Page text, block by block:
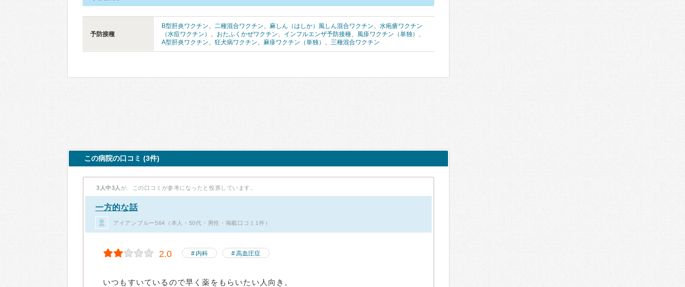
予防接種
B型肝炎ワクチン、 二種混合ワクチン、 麻しん（はしか）風しん混合ワクチン、 水疱瘡ワクチン
（水痘ワクチン） 、 おたふくかぜワクチン、 インフルエンザ予防接種、 風疹ワクチン（単独） 、
A型肝炎ワクチン、 狂犬病ワクチン、 麻疹ワクチン（単独） 、 三種混合ワクチン
この病院の口コミ (3件)
3人中3人 が、この口コミが参考になったと投票しています。
一方的な話
アイアンブルー564（本人・50代・男性・掲載口コミ1件）
2.0 内科 高血圧症
いつもすいているので早く薬をもらいたい人向き。